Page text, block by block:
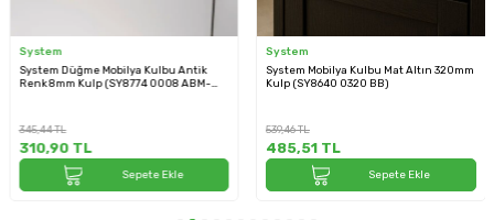
System
System Düğme Mobilya Kulbu Antik
Renk 8mm Kulp (SY8774 0008 ABM-
345,44TL
310,90TL
Sepete Ekle
System
System Mobilya Kulbu Mat Altın 320mm
Kulp (SY8640 0320 BB)
539,46TL
485,51TL
Sepete Ekle